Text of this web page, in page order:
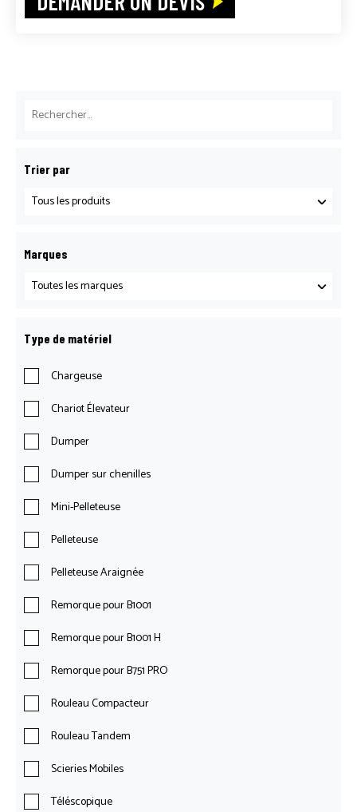
Trier par
Marques
Type de matériel
Chargeuse
Chariot Élevateur
Dumper
Dumper sur chenilles
Mini-Pelleteuse
Pelleteuse
Pelleteuse Araignée
Remorque pour B1001
Remorque pour B1001 H
Remorque pour B751 PRO
Rouleau Compacteur
Rouleau Tandem
Scieries Mobiles
Téléscopique